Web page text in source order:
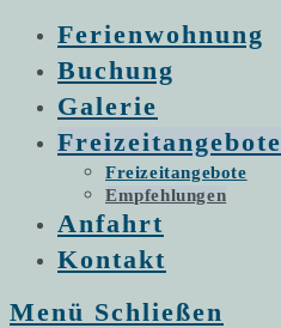
Ferienwohnung
Buchung
Galerie
Freizeitangebote
Freizeitangebote
Empfehlungen
Anfahrt
Kontakt
Menü Schließen